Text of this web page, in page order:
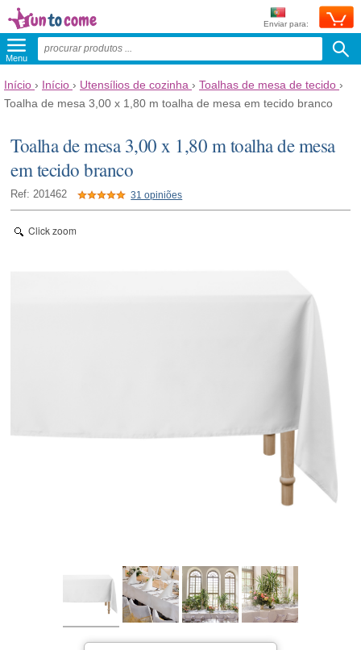
Enviar para:
Menu
Início › Início › Utensílios de cozinha › Toalhas de mesa de tecido ›
Toalha de mesa 3,00 x 1,80 m toalha de mesa em tecido branco
Toalha de mesa 3,00 x 1,80 m toalha de mesa
em tecido branco
Ref: 201462 31 opiniões
Click zoom